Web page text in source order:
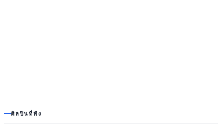
ศิลปินที่ฟัง